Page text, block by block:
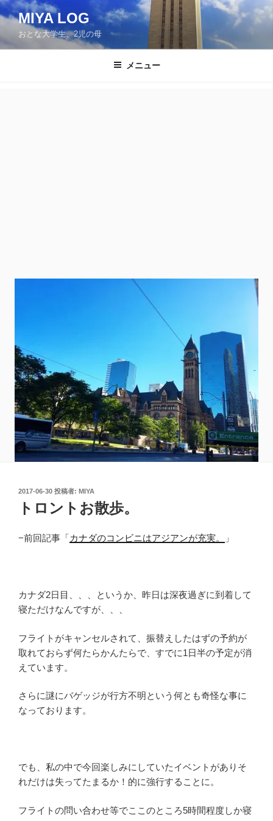
コ
ン
テ
ン
MIYA LOG
おとな大学生、2児の母
メニュー
投
稿
2017-06-30 投稿者: MIYA
トロントお散歩。
−前回記事「カナダのコンビニはアジアンが充実。 」
カナダ2日目、、、というか、昨日は深夜過ぎに到着して
寝ただけなんですが、、、
フライトがキャンセルされて、振替えしたはずの予約が
取れておらず何たらかんたらで、すでに1日半の予定が消
えています。
さらに謎にバゲッジが行方不明という何とも奇怪な事に
なっております。
でも、私の中で今回楽しみにしていたイベントがありそ
れだけは失ってたまるか！的に強行することに。
フライトの問い合わせ等でここのところ5時間程度しか寝